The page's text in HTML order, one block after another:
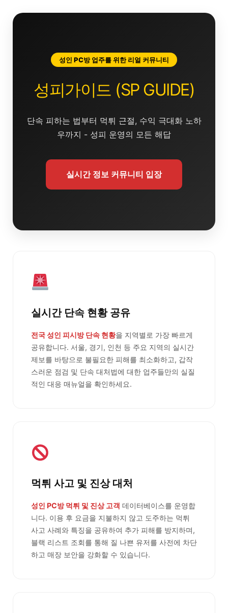
성인 PC방 업주를 위한 리얼 커뮤니티
성피가이드 (SP GUIDE)
단속 피하는 법부터 먹튀 근절, 수익 극대화 노하
우까지 - 성피 운영의 모든 해답
실시간 정보 커뮤니티 입장
실시간 단속 현황 공유
전국 성인 피시방 단속 현황을 지역별로 가장 빠르게
공유합니다. 서울, 경기, 인천 등 주요 지역의 실시간
제보를 바탕으로 불필요한 피해를 최소화하고, 갑작
스러운 점검 및 단속 대처법에 대한 업주들만의 실질
적인 대응 매뉴얼을 확인하세요.
먹튀 사고 및 진상 대처
성인 PC방 먹튀 및 진상 고객 데이터베이스를 운영합
니다. 이용 후 요금을 지불하지 않고 도주하는 먹튀
사고 사례와 특징을 공유하여 추가 피해를 방지하며,
블랙 리스트 조회를 통해 질 나쁜 유저를 사전에 차단
하고 매장 보안을 강화할 수 있습니다.